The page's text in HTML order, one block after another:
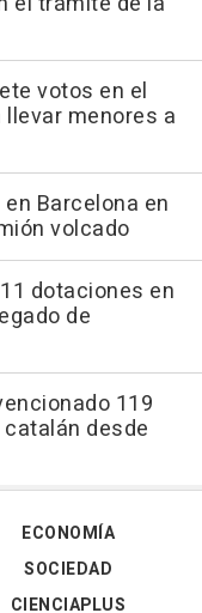
votos en el
menores a
Barcelona en
volcado
dotaciones en
de
119
desde
ECONOMÍA
SOCIEDAD
CIENCIAPLUS